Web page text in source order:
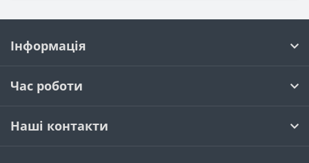
Інформація
Час роботи
Наші контакти